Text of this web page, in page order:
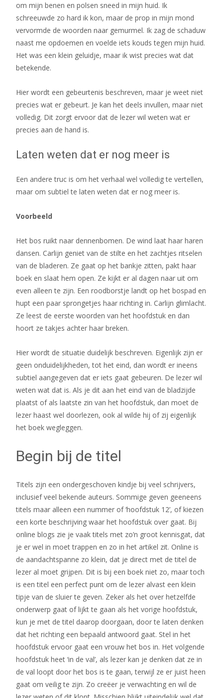
om mijn benen en polsen sneed in mijn huid. Ik
schreeuwde zo hard ik kon, maar de prop in mijn mond
vervormde de woorden naar gemurmel. Ik zag de schaduw
naast me opdoemen en voelde iets kouds tegen mijn huid.
Het was een klein geluidje, maar ik wist precies wat dat
betekende.
Hier wordt een gebeurtenis beschreven, maar je weet niet
precies wat er gebeurt. Je kan het deels invullen, maar niet
volledig. Dit zorgt ervoor dat de lezer wil weten wat er
precies aan de hand is.
Laten weten dat er nog meer is
Een andere truc is om het verhaal wel volledig te vertellen,
maar om subtiel te laten weten dat er nog meer is.
Voorbeeld
Het bos ruikt naar dennenbomen. De wind laat haar haren
dansen. Carlijn geniet van de stilte en het zachtjes ritselen
van de bladeren. Ze gaat op het bankje zitten, pakt haar
boek en slaat hem open. Ze kijkt er al dagen naar uit om
even alleen te zijn. Een roodborstje landt op het bospad en
hupt een paar sprongetjes haar richting in. Carlijn glimlacht.
Ze leest de eerste woorden van het hoofdstuk en dan
hoort ze takjes achter haar breken.
Hier wordt de situatie duidelijk beschreven. Eigenlijk zijn er
geen onduidelijkheden, tot het eind, dan wordt er ineens
subtiel aangegeven dat er iets gaat gebeuren. De lezer wil
weten wat dat is. Als je dit aan het eind van de bladzijde
plaatst of als laatste zin van het hoofdstuk, dan moet de
lezer haast wel doorlezen, ook al wilde hij of zij eigenlijk
het boek wegleggen.
Begin bij de titel
Titels zijn een ondergeschoven kindje bij veel schrijvers,
inclusief veel bekende auteurs. Sommige geven geeneens
titels maar alleen een nummer of ‘hoofdstuk 12’, of kiezen
een korte beschrijving waar het hoofdstuk over gaat. Bij
online blogs zie je vaak titels met zo’n groot kennisgat, dat
je er wel in moet trappen en zo in het artikel zit. Online is
de aandachtspanne zo klein, dat je direct met de titel de
lezer al moet grijpen. Dit is bij een boek niet zo, maar toch
is een titel een perfect punt om de lezer alvast een klein
tipje van de sluier te geven. Zeker als het over hetzelfde
onderwerp gaat of lijkt te gaan als het vorige hoofdstuk,
kun je met de titel daarop doorgaan, door te laten denken
dat het richting een bepaald antwoord gaat. Stel in het
hoofdstuk ervoor gaat een vrouw het bos in. Het volgende
hoofdstuk heet ‘in de val’, als lezer kan je denken dat ze in
de val loopt door het bos is te gaan, terwijl ze er juist heen
gaat om veilig te zijn. Zo creëer je verwachting en wil de